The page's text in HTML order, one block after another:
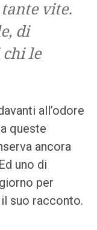
vite.
di
le
all’odore
queste
ancora
uno di
per
suo racconto.